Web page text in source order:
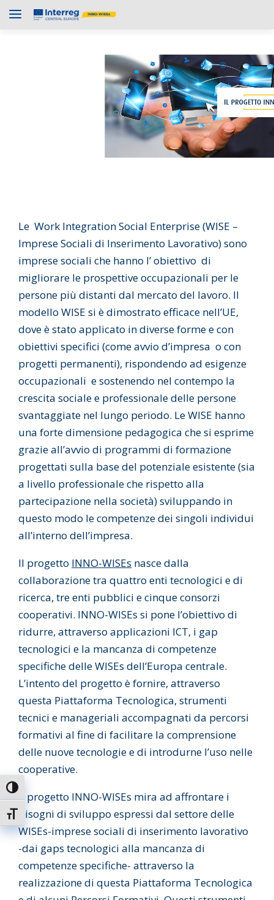
Attiva/disattiva alto contrasto
Attiva/disattiva dimensione testo
Le Work Integration Social Enterprise (WISE –
Imprese Sociali di Inserimento Lavorativo) sono
imprese sociali che hanno l’ obiettivo di
migliorare le prospettive occupazionali per le
persone più distanti dal mercato del lavoro. Il
modello WISE si è dimostrato efficace nell’UE,
dove è stato applicato in diverse forme e con
obiettivi specifici (come avvio d’impresa o con
progetti permanenti), rispondendo ad esigenze
occupazionali e sostenendo nel contempo la
crescita sociale e professionale delle persone
svantaggiate nel lungo periodo. Le WISE hanno
una forte dimensione pedagogica che si esprime
grazie all’avvio di programmi di formazione
progettati sulla base del potenziale esistente (sia
a livello professionale che rispetto alla
partecipazione nella società) sviluppando in
questo modo le competenze dei singoli individui
all’interno dell’impresa.
Il progetto INNO-WISEs nasce dalla
collaborazione tra quattro enti tecnologici e di
ricerca, tre enti pubblici e cinque consorzi
cooperativi. INNO-WISEs si pone l’obiettivo di
ridurre, attraverso applicazioni ICT, i gap
tecnologici e la mancanza di competenze
specifiche delle WISEs dell’Europa centrale.
L’intento del progetto è fornire, attraverso
questa Piattaforma Tecnologica, strumenti
tecnici e manageriali accompagnati da percorsi
formativi al fine di facilitare la comprensione
delle nuove tecnologie e di introdurne l’uso nelle
cooperative.
Il progetto INNO-WISEs mira ad affrontare i
bisogni di sviluppo espressi dal settore delle
WISEs-imprese sociali di inserimento lavorativo
-dai gaps tecnologici alla mancanza di
competenze specifiche- attraverso la
realizzazione di questa Piattaforma Tecnologica